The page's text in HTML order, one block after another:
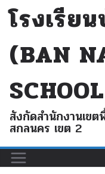
โรงเรีย
(BAN
สังกัดสำนักงานเข
สกลนคร เขต 2